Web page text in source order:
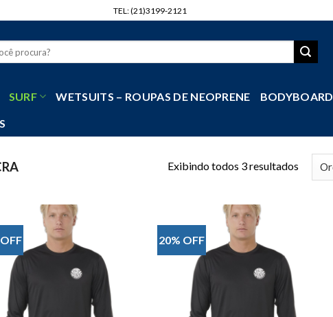
TEL: (21)3199-2121
SURF WETSUITS – ROUPAS DE NEOPRENE BODYBOARD
Exibindo todos 3 resultados
20% OFF